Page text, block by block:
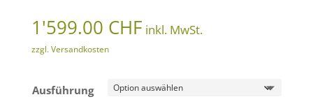
1'599.00 CHF inkl. MwSt.
zzgl. Versandkosten
Ausführung